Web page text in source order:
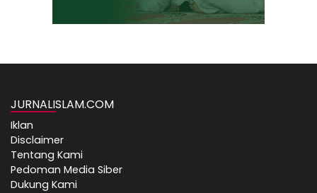
JURNALISLAM.COM
Iklan
Disclaimer
Tentang Kami
Pedoman Media Siber
Dukung Kami